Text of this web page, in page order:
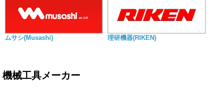
ムサシ(Musashi) 理研機器(RIKEN)
機械工具メーカー